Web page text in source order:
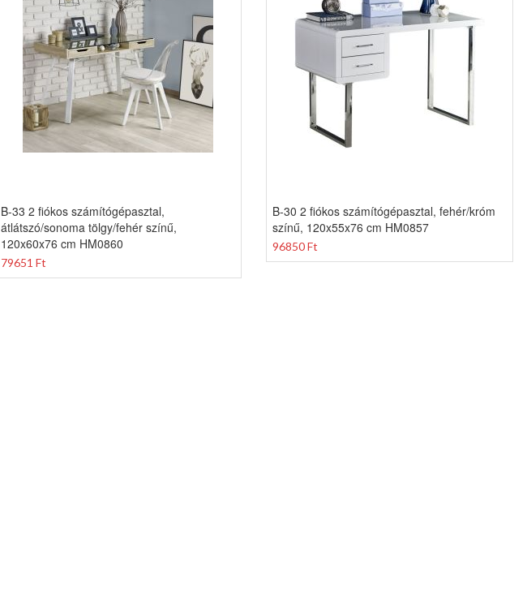
B-33 2 fiókos számítógépasztal,
átlátszó/sonoma tölgy/fehér színű,
120x60x76 cm HM0860
79651 Ft
B-30 2 fiókos számítógépasztal, fehér/króm
színű, 120x55x76 cm HM0857
96850 Ft